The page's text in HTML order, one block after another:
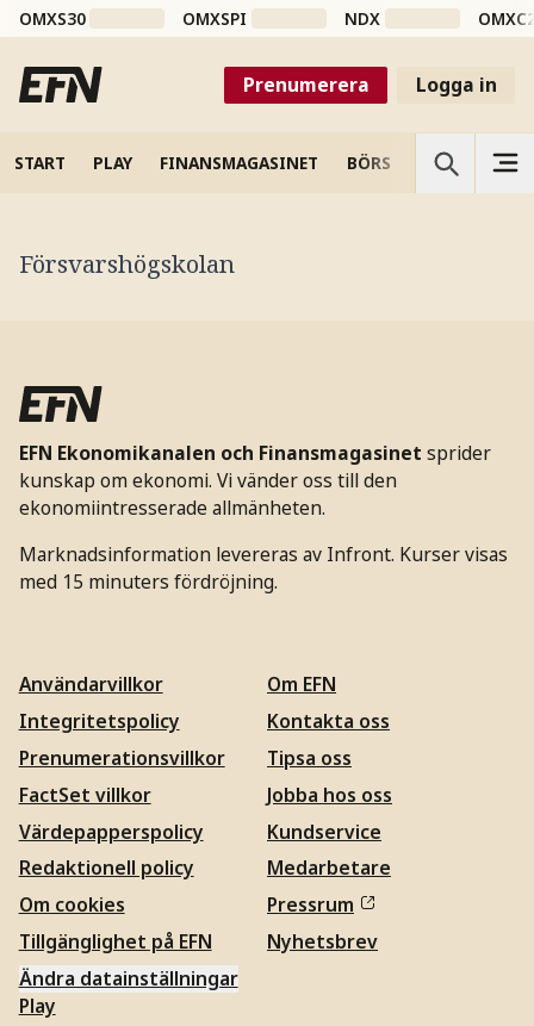
OMXS30 OMXSPI NDX
Prenumerera Logga in
START PLAY FINANSMAGASINET BÖRS VETENSKAP
Försvarshögskolan
EFN Ekonomikanalen och Finansmagasinet sprider
kunskap om ekonomi. Vi vänder oss till den
ekonomiintresserade allmänheten.
Marknadsinformation levereras av Infront. Kurser visas
med 15 minuters fördröjning.
Användarvillkor
Integritetspolicy
Prenumerationsvillkor
FactSet villkor
Värdepapperspolicy
Redaktionell policy
Om cookies
Tillgänglighet på EFN
Ändra datainställningar
Om EFN
Kontakta oss
Tipsa oss
Jobba hos oss
Kundservice
Medarbetare
Pressrum
Nyhetsbrev
Play